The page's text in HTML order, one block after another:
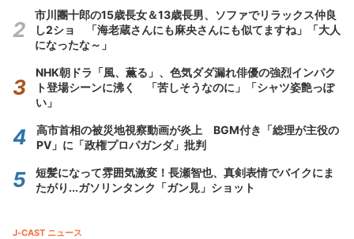
市川團十郎の15歳長女＆13歳長男、ソファでリラックス仲良
し2ショ 「海老蔵さんにも麻央さんにも似てますね」「大人
になったな～」
NHK朝ドラ「風、薫る」、色気ダダ漏れ俳優の強烈インパク
ト登場シーンに沸く 「苦しそうなのに」「シャツ姿艶っぽ
い」
高市首相の被災地視察動画が炎上 BGM付き「総理が主役の
PV」に「政権プロパガンダ」批判
短髪になって雰囲気激変！長瀬智也、真剣表情でバイクにま
たがり...ガソリンタンク「ガン見」ショット
J-CAST ニュース